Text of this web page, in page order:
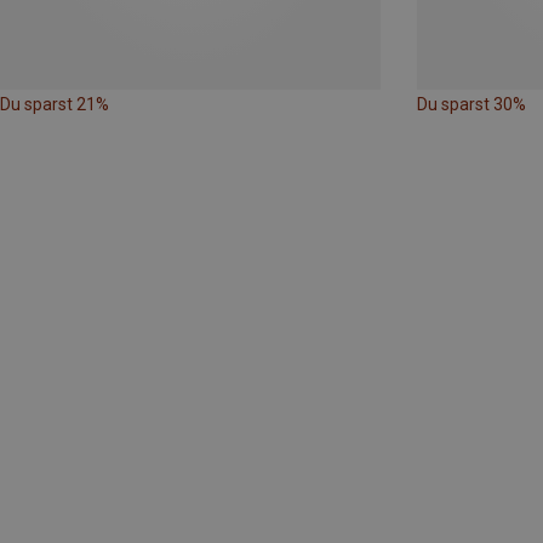
Du sparst 21% Du sparst 30%